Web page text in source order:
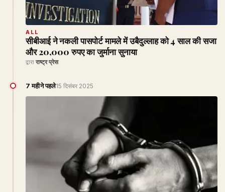
ALL
सीबीआई ने नकली पासपोर्ट मामले में उबैदुल्लाह को 4 साल की सजा
और 20,000 रुपए का जुर्माना सुनाया
द्वारा राष्ट्र प्रेस
7 महीने पहले15 दिसंबर 2025